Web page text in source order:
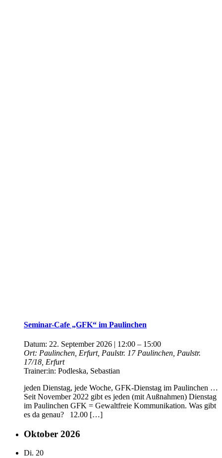
Seminar-Cafe „GFK“ im Paulinchen
Datum: 22. September 2026 | 12:00 – 15:00
Ort: Paulinchen, Erfurt, Paulstr. 17 Paulinchen, Paulstr.
17/18, Erfurt
Trainer:in: Podleska, Sebastian
jeden Dienstag, jede Woche, GFK-Dienstag im Paulinchen …
Seit November 2022 gibt es jeden (mit Außnahmen) Dienstag
im Paulinchen GFK = Gewaltfreie Kommunikation. Was gibt
es da genau? 12.00 […]
Oktober 2026
Di. 20